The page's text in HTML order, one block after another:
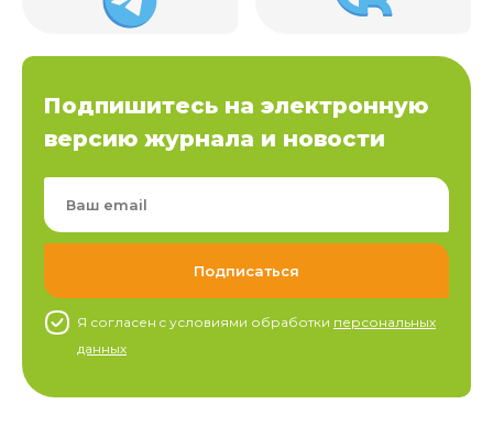
Подпишитесь на электронную
версию журнала и новости
Я согласен c условиями обработки персональных
данных